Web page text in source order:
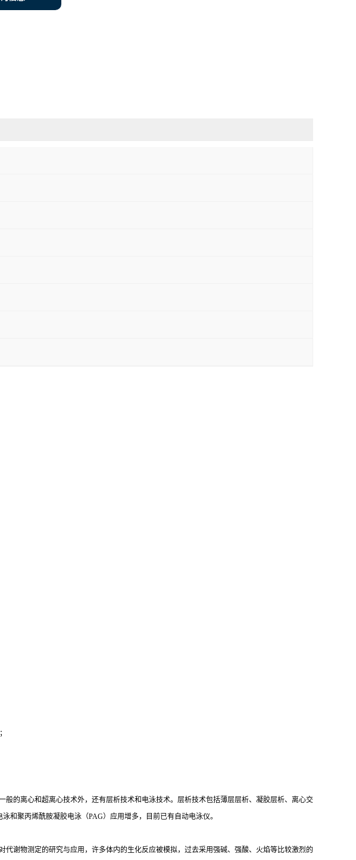
的离心和超离心技术外，还有层析技术和电泳技术。层析技术包括薄层层析、凝胶层析、离心交
和聚丙烯酰胺凝胶电泳（PAG）应用增多，目前已有自动电泳仪。
谢物测定的研究与应用，许多体内的生化反应被模拟，过去采用强碱、强酸、火焰等比较激烈的